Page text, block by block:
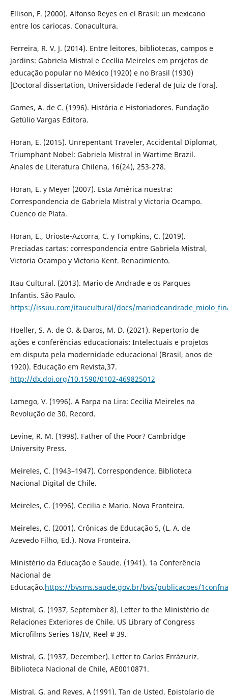
Ellison, F. (2000). Alfonso Reyes en el Brasil: un mexicano
entre los cariocas. Conacultura.
Ferreira, R. V. J. (2014). Entre leitores, bibliotecas, campos e
jardins: Gabriela Mistral e Cecília Meireles em projetos de
educação popular no México (1920) e no Brasil (1930)
[Doctoral dissertation, Universidade Federal de Juiz de Fora].
Gomes, A. de C. (1996). História e Historiadores. Fundação
Getúlio Vargas Editora.
Horan, E. (2015). Unrepentant Traveler, Accidental Diplomat,
Triumphant Nobel: Gabriela Mistral in Wartime Brazil.
Anales de Literatura Chilena, 16(24), 253-278.
Horan, E. y Meyer (2007). Esta América nuestra:
Correspondencia de Gabriela Mistral y Victoria Ocampo.
Cuenco de Plata.
Horan, E., Urioste-Azcorra, C. y Tompkins, C. (2019).
Preciadas cartas: correspondencia entre Gabriela Mistral,
Victoria Ocampo y Victoria Kent. Renacimiento.
Itau Cultural. (2013). Mario de Andrade e os Parques
Infantis. São Paulo.
https://issuu.com/itaucultural/docs/
Hoeller, S. A. de O. & Daros, M. D. (2021). Repertorio de
ações e conferências educacionais: Intelectuais e projetos
em disputa pela modernidade educacional (Brasil, anos de
1920). Educação em Revista,37.
http://dx.doi.org/10.1590/0102-469825012
Lamego, V. (1996). A Farpa na Lira: Cecilia Meireles na
Revolução de 30. Record.
Levine, R. M. (1998). Father of the Poor? Cambridge
University Press.
Meireles, C. (1943–1947). Correspondence. Biblioteca
Nacional Digital de Chile.
Meireles, C. (1996). Cecilia e Mario. Nova Fronteira.
Meireles, C. (2001). Crônicas de Educação 5, (L. A. de
Azevedo Filho, Ed.). Nova Fronteira.
Ministério da Educação e Saude. (1941). 1a Conferência
Nacional de
Educação.https://bvsms.saude.gov.br/bvs/publicacoes/
Mistral, G. (1937, September 8). Letter to the Ministério de
Relaciones Exteriores de Chile. US Library of Congress
Microfilms Series 18/IV, Reel # 39.
Mistral, G. (1937, December). Letter to Carlos Errázuriz.
Biblioteca Nacional de Chile, AE0010871.
Mistral, G. and Reyes, A (1991). Tan de Usted. Epistolario de